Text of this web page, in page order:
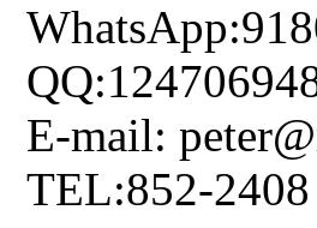
E-mail:
TEL:852-